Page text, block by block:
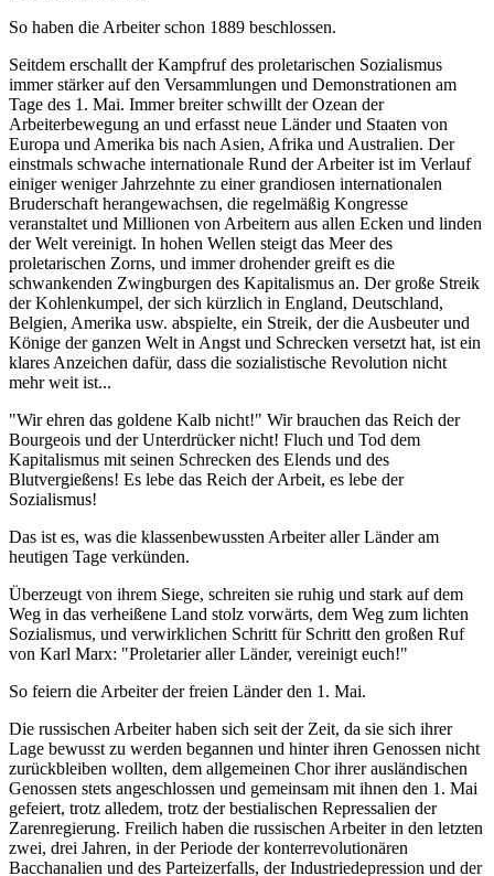
So haben die Arbeiter schon 1889 beschlossen.
Seitdem erschallt der Kampfruf des proletarischen Sozialismus
immer stärker auf den Versammlungen und Demonstrationen am
Tage des 1. Mai. Immer breiter schwillt der Ozean der
Arbeiterbewegung an und erfasst neue Länder und Staaten von
Europa und Amerika bis nach Asien, Afrika und Australien. Der
einstmals schwache internationale Rund der Arbeiter ist im Verlauf
einiger weniger Jahrzehnte zu einer grandiosen internationalen
Bruderschaft herangewachsen, die regelmäßig Kongresse
veranstaltet und Millionen von Arbeitern aus allen Ecken und linden
der Welt vereinigt. In hohen Wellen steigt das Meer des
proletarischen Zorns, und immer drohender greift es die
schwankenden Zwingburgen des Kapitalismus an. Der große Streik
der Kohlenkumpel, der sich kürzlich in England, Deutschland,
Belgien, Amerika usw. abspielte, ein Streik, der die Ausbeuter und
Könige der ganzen Welt in Angst und Schrecken versetzt hat, ist ein
klares Anzeichen dafür, dass die sozialistische Revolution nicht
mehr weit ist...
"Wir ehren das goldene Kalb nicht!" Wir brauchen das Reich der
Bourgeois und der Unterdrücker nicht! Fluch und Tod dem
Kapitalismus mit seinen Schrecken des Elends und des
Blutvergießens! Es lebe das Reich der Arbeit, es lebe der
Sozialismus!
Das ist es, was die klassenbewussten Arbeiter aller Länder am
heutigen Tage verkünden.
Überzeugt von ihrem Siege, schreiten sie ruhig und stark auf dem
Weg in das verheißene Land stolz vorwärts, dem Weg zum lichten
Sozialismus, und verwirklichen Schritt für Schritt den großen Ruf
von Karl Marx: "Proletarier aller Länder, vereinigt euch!"
So feiern die Arbeiter der freien Länder den 1. Mai.
Die russischen Arbeiter haben sich seit der Zeit, da sie sich ihrer
Lage bewusst zu werden begannen und hinter ihren Genossen nicht
zurückbleiben wollten, dem allgemeinen Chor ihrer ausländischen
Genossen stets angeschlossen und gemeinsam mit ihnen den 1. Mai
gefeiert, trotz alledem, trotz der bestialischen Repressalien der
Zarenregierung. Freilich haben die russischen Arbeiter in den letzten
zwei, drei Jahren, in der Periode der konterrevolutionären
Bacchanalien und des Parteizerfalls, der Industriedepression und der